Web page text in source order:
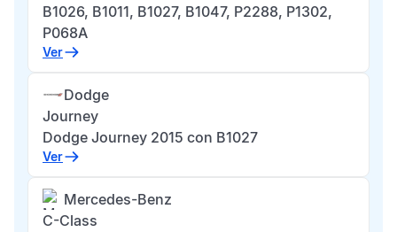
B1026, B1011, B1027, B1047, P2288, P1302,
P068A
Ver
Dodge
Journey
Dodge Journey 2015 con B1027
Ver
Mercedes-Benz
C-Class